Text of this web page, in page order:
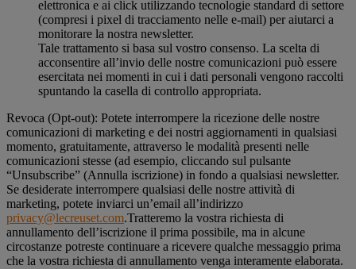
elettronica e ai click utilizzando tecnologie standard di settore
(compresi i pixel di tracciamento nelle e-mail) per aiutarci a
monitorare la nostra newsletter.
Tale trattamento si basa sul vostro consenso. La scelta di
acconsentire all’invio delle nostre comunicazioni può essere
esercitata nei momenti in cui i dati personali vengono raccolti
spuntando la casella di controllo appropriata.
Revoca (Opt-out): Potete interrompere la ricezione delle nostre
comunicazioni di marketing e dei nostri aggiornamenti in qualsiasi
momento, gratuitamente, attraverso le modalità presenti nelle
comunicazioni stesse (ad esempio, cliccando sul pulsante
“Unsubscribe” (Annulla iscrizione) in fondo a qualsiasi newsletter.
Se desiderate interrompere qualsiasi delle nostre attività di
marketing, potete inviarci un’email all’indirizzo
privacy@lecreuset.com.Tratteremo la vostra richiesta di
annullamento dell’iscrizione il prima possibile, ma in alcune
circostanze potreste continuare a ricevere qualche messaggio prima
che la vostra richiesta di annullamento venga interamente elaborata.